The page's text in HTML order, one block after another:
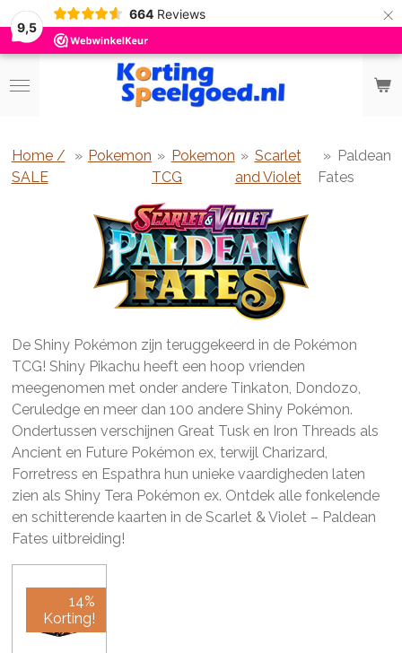
9,5
664 Reviews ×
Home /
SALE
» Pokemon » Pokemon
TCG
» Scarlet
and Violet
» Paldean
Fates
De Shiny Pokémon zijn teruggekeerd in de Pokémon
TCG! Shiny Pikachu heeft een hoop vrienden
meegenomen met onder andere Tinkaton, Dondozo,
Ceruledge en meer dan 100 andere Shiny Pokémon.
Ondertussen verschijnen Great Tusk en Iron Threads als
Ancient en Future Pokémon ex, terwijl Charizard,
Forretress en Espathra hun unieke vaardigheden laten
zien als Shiny Tera Pokémon ex. Ontdek alle fonkelende
en schitterende kaarten in de Scarlet & Violet – Paldean
Fates uitbreiding!
14%
Korting!